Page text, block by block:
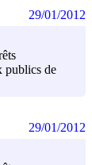
publics de
29/01/2012
29/01/2012